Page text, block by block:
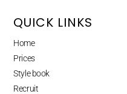
QUICK LINKS
Home
Prices
Style book
Recruit